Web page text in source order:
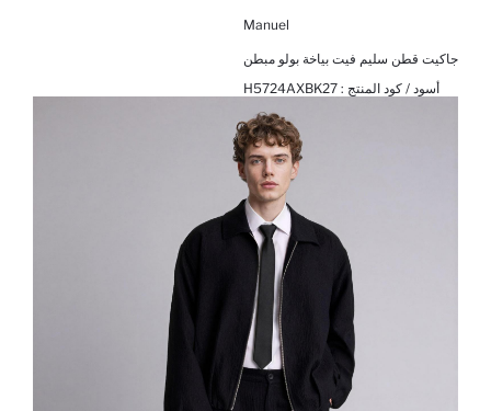
Manuel
جاكيت قطن سليم فيت بياخة بولو مبطن
أسود / كود المنتج : H5724AXBK27